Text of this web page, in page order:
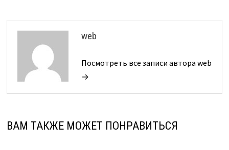
web
Посмотреть все записи автора web
→
ВАМ ТАКЖЕ МОЖЕТ ПОНРАВИТЬСЯ